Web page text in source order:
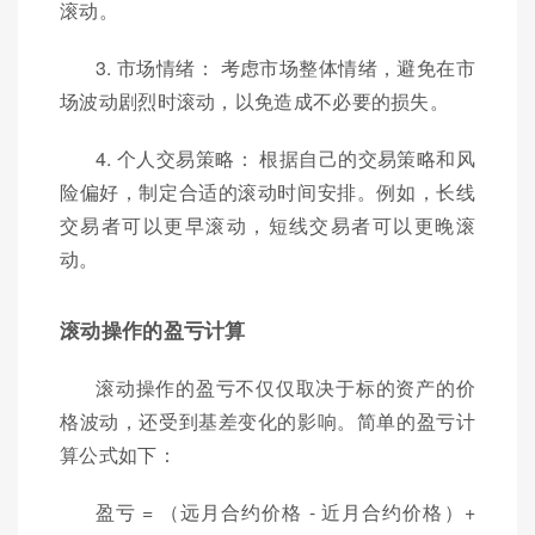
滚动。
3. 市场情绪： 考虑市场整体情绪，避免在市
场波动剧烈时滚动，以免造成不必要的损失。
4. 个人交易策略： 根据自己的交易策略和风
险偏好，制定合适的滚动时间安排。例如，长线
交易者可以更早滚动，短线交易者可以更晚滚
动。
滚动操作的盈亏计算
滚动操作的盈亏不仅仅取决于标的资产的价
格波动，还受到基差变化的影响。简单的盈亏计
算公式如下：
盈亏 = （远月合约价格 - 近月合约价格）+